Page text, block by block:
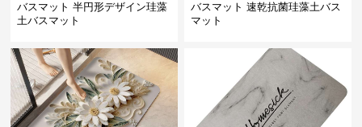
バスマット 半円形デザイン珪藻
土バスマット
バスマット 速乾抗菌珪藻土バス
マット